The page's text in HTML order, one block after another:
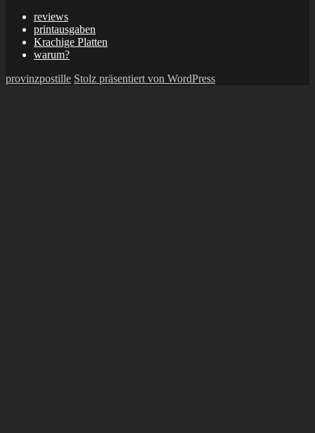
reviews
printausgaben
Krachige Platten
warum?
provinzpostille Stolz präsentiert von WordPress